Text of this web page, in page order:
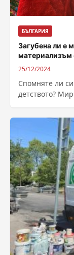
БЪЛГАРИЯ
Загубена ли е
материализъм
25/12/2024
Спомняте ли
детството?
докато...